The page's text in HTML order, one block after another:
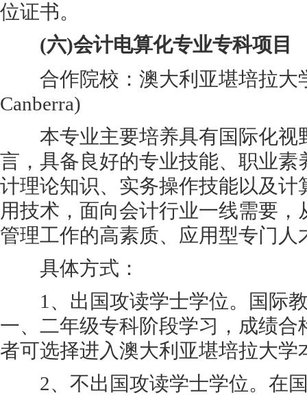
位证书。
(六)会计电算化专业专科项目
合作院校：澳大利亚堪培拉大
Canberra)
本专业主要培养具有国际化视
言，具备良好的专业技能、职业素
计理论知识、实务操作技能以及计
用技术，面向会计行业一线需要
管理工作的高素质、应用型专门人
具体方式：
1、出国攻读学士学位。国际教
一、二年级专科阶段学习，成绩
者可选择进入澳大利亚堪培拉大学
2、不出国攻读学士学位。在国